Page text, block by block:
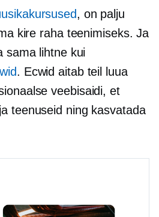
, on palju
kire raha teenimiseks. Ja
sama lihtne kui
. Ecwid aitab teil luua
veebisaidi, et
teenuseid ning kasvatada